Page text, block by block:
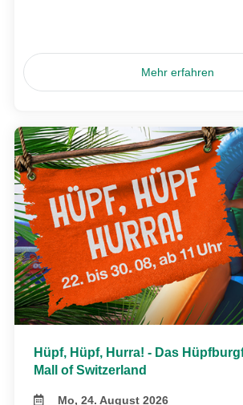
Mehr erfahren
Hüpf, Hüpf, Hurra! - Das
Mall of Switzerland
Mo, 24. August 2026